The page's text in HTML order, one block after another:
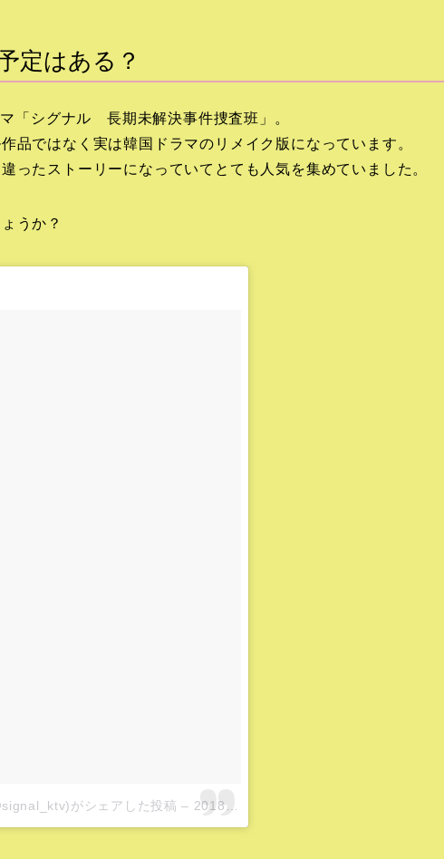
定はある？
「シグナル 長期未解決事件捜査班」。
品ではなく実は韓国ドラマのリメイク版になっています。
ったストーリーになっていてとても人気を集めていました。
うか？
がシェアした投稿 – 2018年 5月月10日午後9時55分PDT